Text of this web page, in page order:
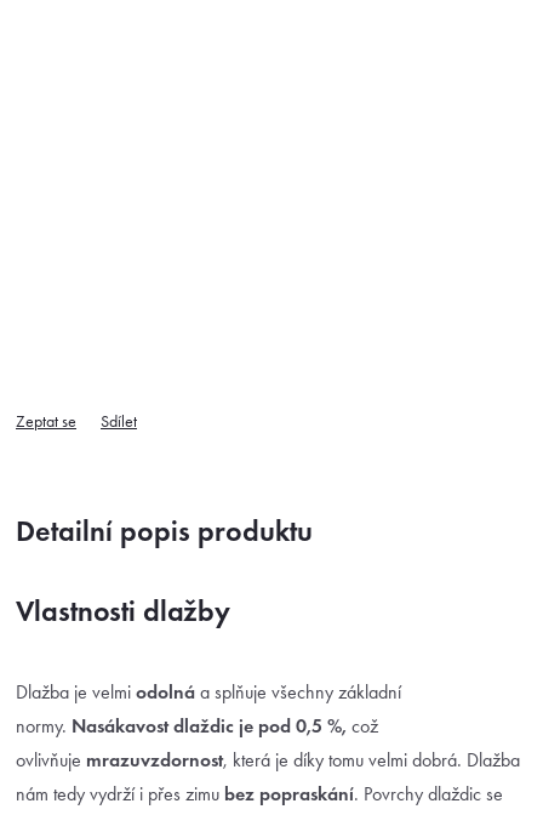
Zeptat se Sdílet
Detailní popis produktu
Vlastnosti dlažby
Dlažba je velmi odolná a splňuje všechny základní
normy. Nasákavost dlaždic je pod 0,5 %, což
ovlivňuje mrazuvzdornost, která je díky tomu velmi dobrá. Dlažba
nám tedy vydrží i přes zimu bez popraskání. Povrchy dlaždic se